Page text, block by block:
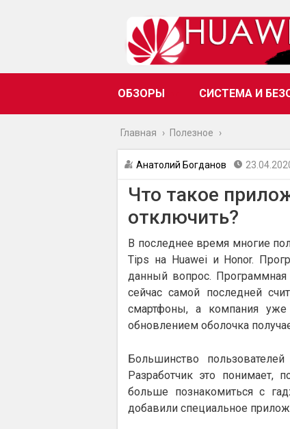
ОБЗОРЫ СИСТЕМА И
Главная › Полезное ›
Анатолий Богданов
Что такое
отключить?
В последнее время многие
Tips на Huawei и Honor.
данный вопрос. Программная
сейчас самой последней
смартфоны, а компания
обновлением оболочка
Большинство
Разработчик это понимает,
больше познакомиться с
добавили специальное